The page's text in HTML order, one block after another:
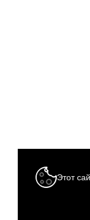
Этот